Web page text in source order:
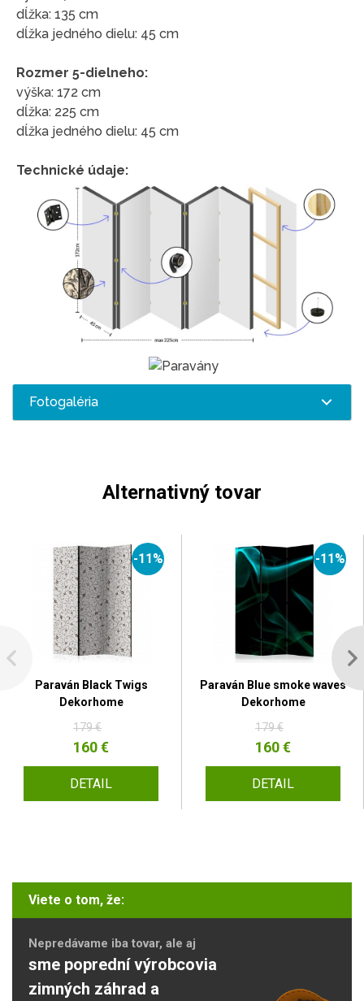
dĺžka: 135 cm
dĺžka jedného dielu: 45 cm
Rozmer 5-dielneho:
výška: 172 cm
dĺžka: 225 cm
dĺžka jedného dielu: 45 cm
Technické údaje:
Fotogaléria
Alternativný tovar
-11%
Paraván Black Twigs
Dekorhome
179 €
160 €
DETAIL
-11%
Paraván Blue smoke waves
Dekorhome
179 €
160 €
DETAIL
Viete o tom, že:
Nepredávame iba tovar, ale aj
sme poprední výrobcovia
zimných záhrad a